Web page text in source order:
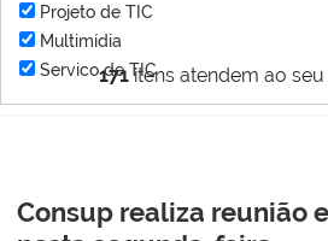
171itens atendem ao seu
Projeto de TIC
Multimídia
Servico de TIC
Consup realiza reunião